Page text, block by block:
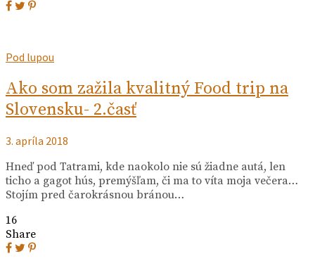
Pod lupou
Ako som zažila kvalitný Food trip na
Slovensku- 2.časť
3. apríla 2018
Hneď pod Tatrami, kde naokolo nie sú žiadne autá, len
ticho a gagot hús, premýšľam, či ma to víta moja večera…
Stojím pred čarokrásnou bránou…
16
Share